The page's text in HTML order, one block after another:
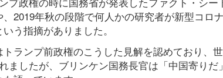
、2019年秋の段階で何人かの研究者が新型コ
う指摘がありました。
ランプ前政権のこうした見解を認めており、
ましたが、ブリンケン国務長官は「中国寄り